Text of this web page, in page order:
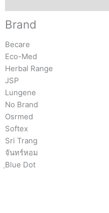
Brand
Becare
Eco-Med
Herbal Range
JSP
Lungene
No Brand
Osrmed
Softex
Sri Trang
จันทร์หอม
ฺBlue Dot